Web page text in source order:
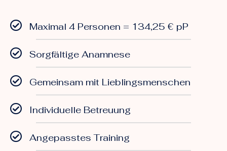
Maximal 4 Personen = 134,25 € pP
Sorgfältige Anamnese
Gemeinsam mit Lieblingsmenschen
Individuelle Betreuung
Angepasstes Training